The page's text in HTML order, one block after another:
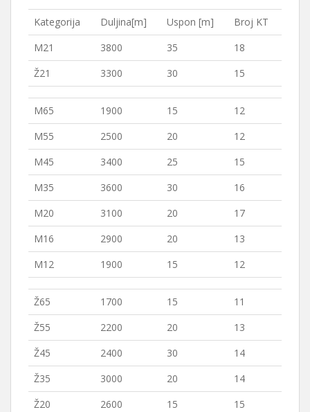
Kategorija Duljina[m] Uspon [m]
Broj KT
M21
3800 35
18
Ž21
3300 30 15
M65 1900 15
12
M55
2500 20
12
M45
3400 25
15
M35
3600 30
16
M20
3100 20
17
M16
2900 20
13
M12
1900 15 12
Ž65 1700 15
11
Ž55
2200 20
13
Ž45
2400 30
14
Ž35
3000 20
14
Ž20
2600 15
15